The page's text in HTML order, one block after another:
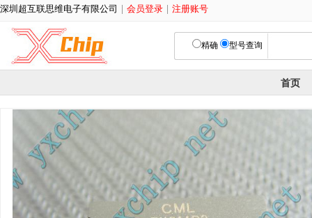
深圳超互联思维电子有限公司 | 会员登录 | 注册账号
精确 型号查询
首页